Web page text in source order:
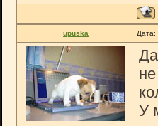
upuska
У